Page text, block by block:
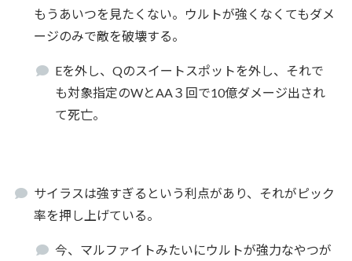
もうあいつを見たくない。ウルトが強くなくてもダメ
ージのみで敵を破壊する。
Eを外し、Qのスイートスポットを外し、それで
も対象指定のWとAA３回で10億ダメージ出され
て死亡。
サイラスは強すぎるという利点があり、それがピック
率を押し上げている。
今、マルファイトみたいにウルトが強力なやつが